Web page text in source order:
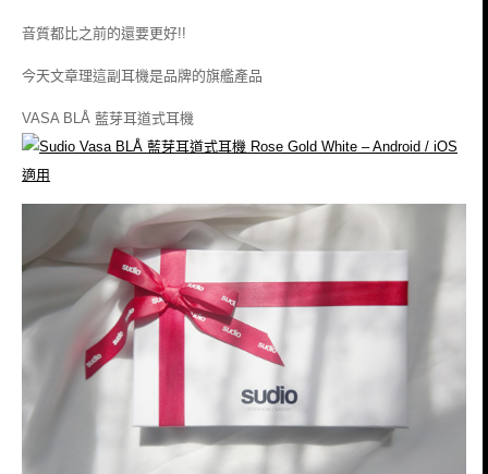
音質都比之前的還要更好!!
今天文章理這副耳機是品牌的旗艦產品
VASA BLÅ 藍芽耳道式耳機